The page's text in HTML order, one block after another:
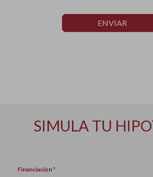
ENVIAR
SIMULA TU
Financiación *